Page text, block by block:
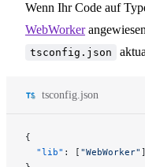
Wenn Ihr Code auf
WebWorker
tsconfig.json
tsconfig.json
{
  "lib"
: [ "WebWorker" ]